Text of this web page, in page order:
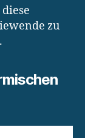
zu